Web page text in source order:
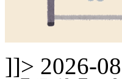
]]> 2026-